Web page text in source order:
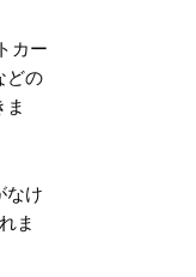
カー
どの
ま
なけ
ま